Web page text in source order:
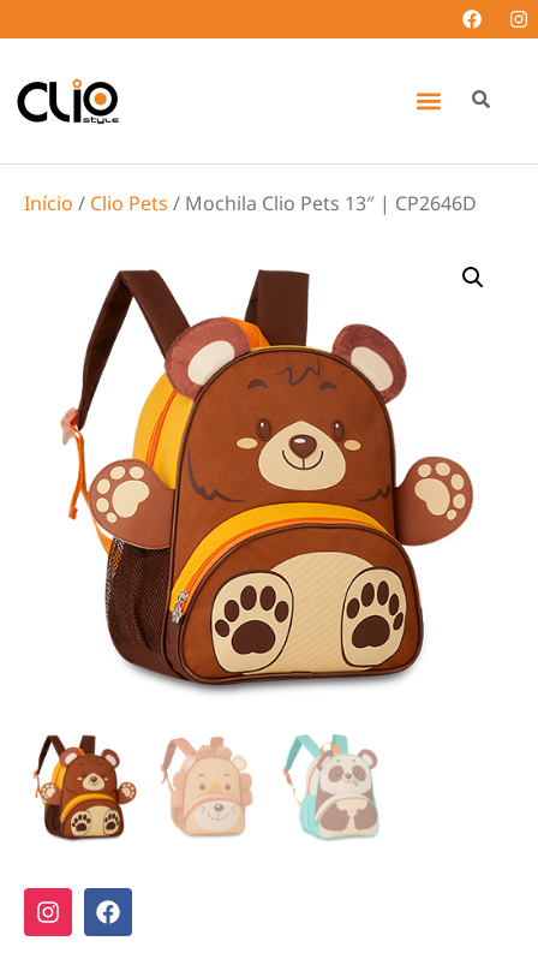
Início / Clio Pets / Mochila Clio Pets 13″ | CP2646D